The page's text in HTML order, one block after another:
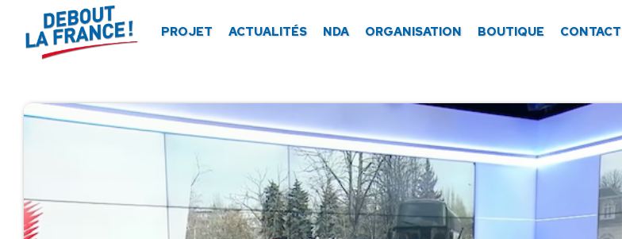
PROJET ACTUALITÉS NDA ORGANISATION BOUTIQUE CONTACT
Panneau de gestion des cookies